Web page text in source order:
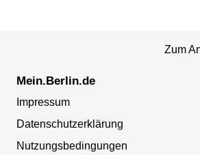
Zum
Mein.Berlin.de
Impressum
Datenschutzerklärung
Nutzungsbedingungen